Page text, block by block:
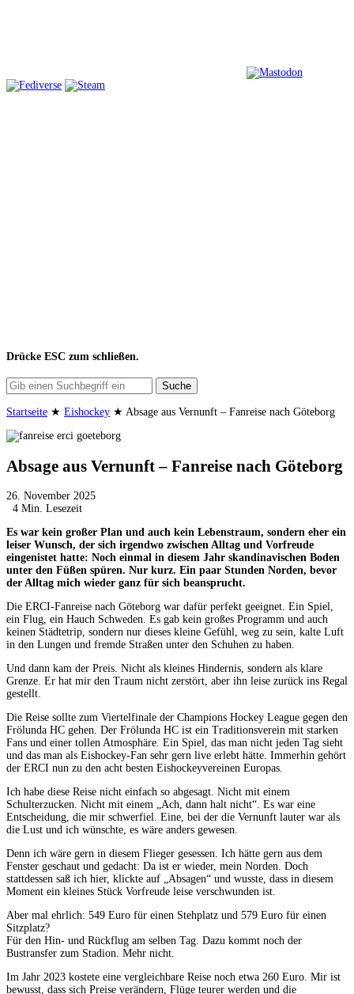
Drücke ESC zum schließen.
Suche
Startseite ★ Eishockey ★ Absage aus Vernunft – Fanreise nach Göteborg
Absage aus Vernunft – Fanreise nach Göteborg
26. November 2025
4 Min. Lesezeit
Es war kein großer Plan und auch kein Lebenstraum, sondern eher ein
leiser Wunsch, der sich irgendwo zwischen Alltag und Vorfreude
eingenistet hatte: Noch einmal in diesem Jahr skandinavischen Boden
unter den Füßen spüren. Nur kurz. Ein paar Stunden Norden, bevor
der Alltag mich wieder ganz für sich beansprucht.
Die ERCI-Fanreise nach Göteborg war dafür perfekt geeignet. Ein Spiel,
ein Flug, ein Hauch Schweden. Es gab kein großes Programm und auch
keinen Städtetrip, sondern nur dieses kleine Gefühl, weg zu sein, kalte Luft
in den Lungen und fremde Straßen unter den Schuhen zu haben.
Und dann kam der Preis. Nicht als kleines Hindernis, sondern als klare
Grenze. Er hat mir den Traum nicht zerstört, aber ihn leise zurück ins Regal
gestellt.
Die Reise sollte zum Viertelfinale der Champions Hockey League gegen den
Frölunda HC gehen. Der Frölunda HC ist ein Traditionsverein mit starken
Fans und einer tollen Atmosphäre. Ein Spiel, das man nicht jeden Tag sieht
und das man als Eishockey-Fan sehr gern live erlebt hätte. Immerhin gehört
der ERCI nun zu den acht besten Eishockeyvereinen Europas.
Ich habe diese Reise nicht einfach so abgesagt. Nicht mit einem
Schulterzucken. Nicht mit einem „Ach, dann halt nicht“. Es war eine
Entscheidung, die mir schwerfiel. Eine, bei der die Vernunft lauter war als
die Lust und ich wünschte, es wäre anders gewesen.
Denn ich wäre gern in diesem Flieger gesessen. Ich hätte gern aus dem
Fenster geschaut und gedacht: Da ist er wieder, mein Norden. Doch
stattdessen saß ich hier, klickte auf „Absagen“ und wusste, dass in diesem
Moment ein kleines Stück Vorfreude leise verschwunden ist.
Aber mal ehrlich: 549 Euro für einen Stehplatz und 579 Euro für einen
Sitzplatz?
Für den Hin- und Rückflug am selben Tag. Dazu kommt noch der
Bustransfer zum Stadion. Mehr nicht.
Im Jahr 2023 kostete eine vergleichbare Reise noch etwa 260 Euro. Mir ist
bewusst, dass sich Preise verändern, Flüge teurer werden und die